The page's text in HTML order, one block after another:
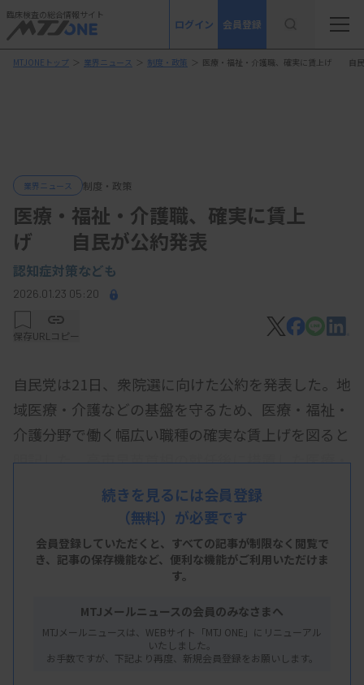
臨床検査の総合情報サイト
ログイン 会員登録
MTJONEトップ ＞ 業界ニュース ＞ 制度・政策 ＞ 医療・福祉・介護職、確実に賃上げ 自
業界ニュース 制度・政策
医療・福祉・介護職、確実に賃上
げ 自民が公約発表
認知症対策なども
2026.01.23 05:20
保存URLコピー
自民党は21日、衆院選に向けた公約を発表した。地
域医療・介護などの基盤を守るため、医療・福祉・
介護分野で働く幅広い職種の確実な賃上げを図ると
明記した。高市早苗首相の就任後に措置した医療・
介護などへの支援策も記載し、実績をアピールし
具体的な政策を示した「自民党政策BANK」には、
持続可能で安心できる医療提供体制の確保などを盛
連携・再編・集約化の推進、医師偏在是正などの実
効的な対策を進める。
続きを見るには会員登録
（無料）が必要です
会員登録していただくと、すべての記事が制限なく閲覧で
き、 記事の保存機能など、便利な機能がご利用いただけま
す。
MTJメールニュースの会員のみなさまへ
MTJメールニュースは、WEBサイト「MTJ ONE」にリニューアル
いたしました。
お手数ですが、下記より再度、新規会員登録をお願いします。